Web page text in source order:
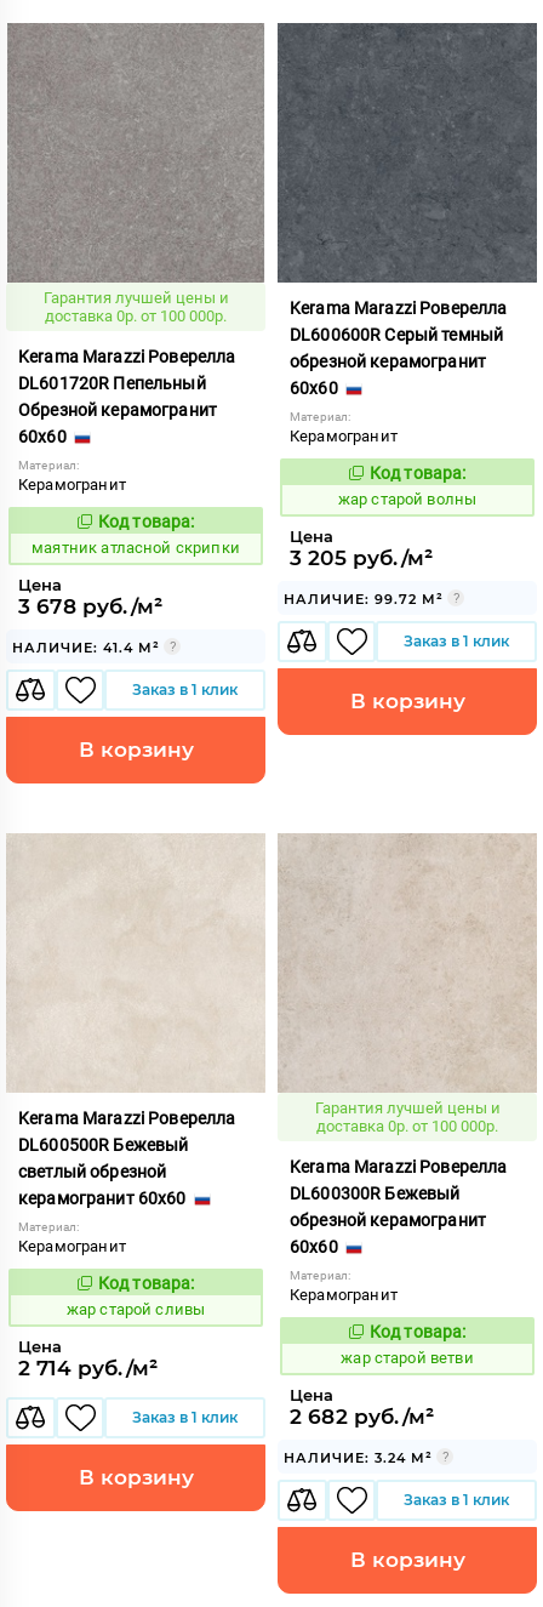
Гарантия лучшей цены и
доставка 0р. от 100 000р.
Kerama Marazzi Роверелла
DL601720R Пепельный
Обрезной керамогранит
60x60
Материал:
Керамогранит
936842
Код товара:
маятник атласной скрипки
Цена
3 678 руб./м²
НАЛИЧИЕ: 41.4 М²
Заказ в 1 клик
В корзину
Kerama Marazzi Роверелла
DL600600R Серый темный
обрезной керамогранит
60x60
Материал:
Керамогранит
371512
Код товара:
жар старой волны
Цена
3 205 руб./м²
НАЛИЧИЕ: 99.72 М²
Заказ в 1 клик
В корзину
Kerama Marazzi Роверелла
DL600500R Бежевый
светлый обрезной
керамогранит 60x60
Материал:
Керамогранит
371511
Код товара:
жар старой сливы
Цена
2 714 руб./м²
Заказ в 1 клик
В корзину
Гарантия лучшей цены и
доставка 0р. от 100 000р.
Kerama Marazzi Роверелла
DL600300R Бежевый
обрезной керамогранит
60x60
Материал:
Керамогранит
371509
Код товара:
жар старой ветви
Цена
2 682 руб./м²
НАЛИЧИЕ: 3.24 М²
Заказ в 1 клик
В корзину